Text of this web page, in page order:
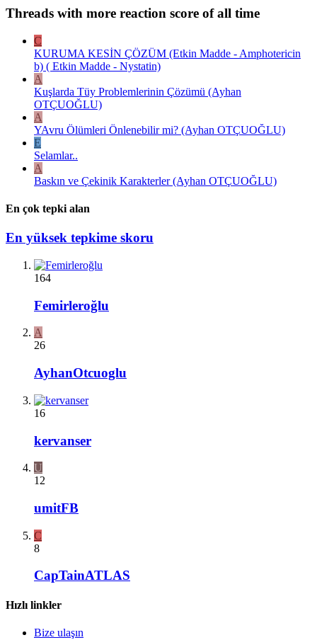
Threads with more reaction score of all time
C
KURUMA KESİN ÇÖZÜM (Etkin Madde - Amphotericin
b) ( Etkin Madde - Nystatin)
A
Kuşlarda Tüy Problemlerinin Çözümü (Ayhan
OTÇUOĞLU)
A
YAvru Ölümleri Önlenebilir mi? (Ayhan OTÇUOĞLU)
E
Selamlar..
A
Baskın ve Çekinik Karakterler (Ayhan OTÇUOĞLU)
En çok tepki alan
En yüksek tepkime skoru
164
Femirleroğlu
A
26
AyhanOtcuoglu
16
kervanser
U
12
umitFB
C
8
CapTainATLAS
Hızlı linkler
Bize ulaşın